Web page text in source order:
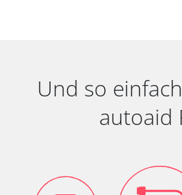
Und so
autoaid